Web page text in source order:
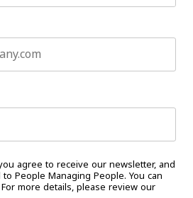
agree to receive our newsletter, and
People Managing People. You can
more details, please review our